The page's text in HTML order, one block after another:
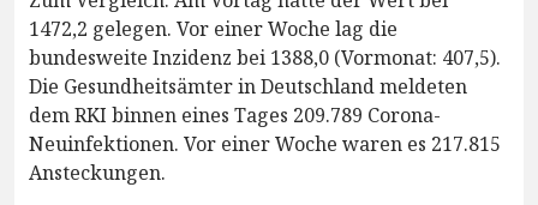
1472,2 gelegen. Vor einer Woche lag die
bundesweite Inzidenz bei 1388,0 (Vormonat: 407,5).
Die Gesundheitsämter in Deutschland meldeten
dem RKI binnen eines Tages 209.789 Corona-
Neuinfektionen. Vor einer Woche waren es 217.815
Ansteckungen.